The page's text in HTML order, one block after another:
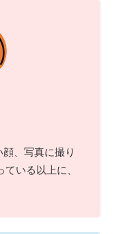
、写真に撮り
いる以上に、